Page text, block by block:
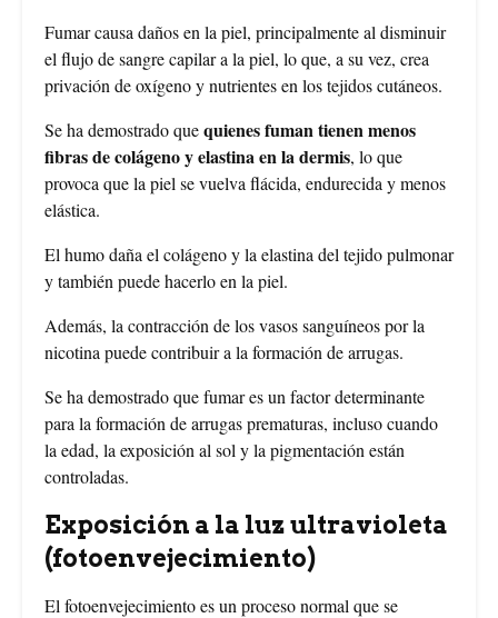
Fumar causa daños en la piel, principalmente al disminuir
el flujo de sangre capilar a la piel, lo que, a su vez, crea
privación de oxígeno y nutrientes en los tejidos cutáneos.
Se ha demostrado quequienes fuman tienen menos
fibras de colágeno y elastina en la dermis, lo que
provoca que la piel se vuelva flácida, endurecida y menos
elástica.
El humo daña el colágeno y la elastina del tejido pulmonar
y también puede hacerlo en la piel.
Además, la contracción de los vasos sanguíneos por la
nicotina puede contribuir a la formación de arrugas.
Se ha demostrado que fumar es un factor determinante
para la formación de arrugas prematuras, incluso cuando
la edad, la exposición al sol y la pigmentación están
controladas.
Exposición a la luz ultravioleta
(fotoenvejecimiento)
El fotoenvejecimiento es un proceso normal que se